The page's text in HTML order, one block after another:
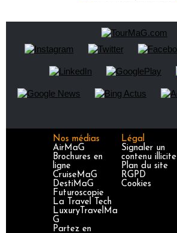
Nos médias
AirMaG
Brochures en
ligne
CruiseMaG
DestiMaG
Futuroscopie
La Travel Tech
LuxuryTravelMa
G
Partez en
Légal
Signaler un
contenu illicite
Plan du site
RGPD
Cookies